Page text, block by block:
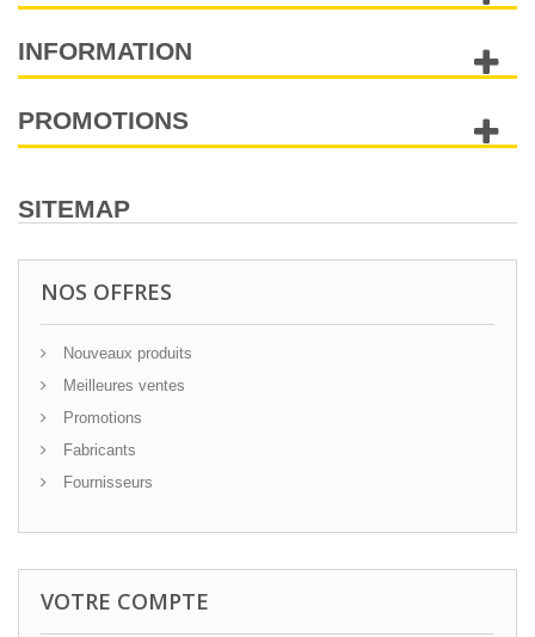
INFORMATION
PROMOTIONS
SITEMAP
NOS OFFRES
Nouveaux produits
Meilleures ventes
Promotions
Fabricants
Fournisseurs
VOTRE COMPTE